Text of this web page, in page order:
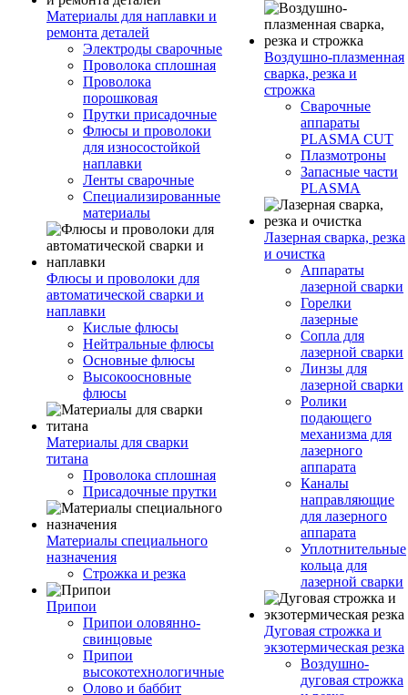
Материалы для наплавки и
ремонта деталей
Электроды сварочные
Проволока сплошная
Проволока
порошковая
Прутки присадочные
Флюсы и проволоки
для износостойкой
наплавки
Ленты сварочные
Специализированные
материалы
Флюсы и проволоки для
автоматической сварки и
наплавки
Кислые флюсы
Нейтральные флюсы
Основные флюсы
Высокоосновные
флюсы
Материалы для сварки
титана
Проволока сплошная
Присадочные прутки
Материалы специального
назначения
Строжка и резка
Припои
Припои оловянно-
свинцовые
Припои
высокотехнологичные
Олово и баббит
Воздушно-плазменная
сварка, резка и
строжка
Сварочные
аппараты
PLASMA CUT
Плазмотроны
Запасные части
PLASMA
Лазерная сварка, резка
и очистка
Аппараты
лазерной сварки
Горелки
лазерные
Сопла для
лазерной сварки
Линзы для
лазерной сварки
Ролики
подающего
механизма для
лазерного
аппарата
Каналы
направляющие
для лазерного
аппарата
Уплотнительные
кольца для
лазерной сварки
Дуговая строжка и
экзотермическая резка
Воздушно-
дуговая строжка